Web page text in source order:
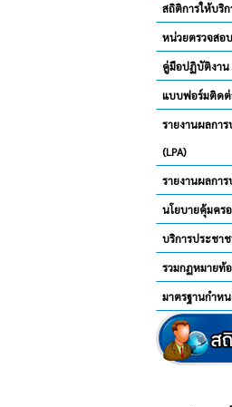
สถิติการให้บริก
หน่วยตรวจสอ
คู่มือปฏิบัติงาน
แบบฟอร์มติดต่
รายงานผลกา
(LPA)
รายงานผลการ
นโยบายคุ้มคร
บริการประชา
รวมกฏหมายท้
มาตรฐานกำห